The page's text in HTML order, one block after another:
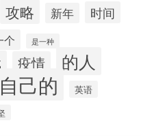
攻略 新年 时间
个 是一种
疫情 的人
自己的 英语